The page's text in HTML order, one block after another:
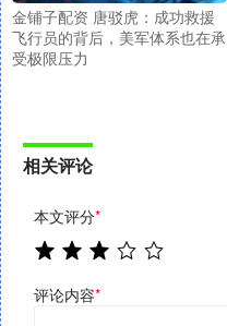
金铺子配资 唐驳虎：成功救援
飞行员的背后，美军体系也在承
受极限压力
相关评论
本文评分*
评论内容*